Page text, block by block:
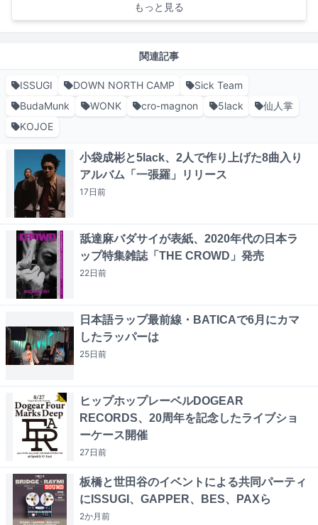
もっと見る
関連記事
ISSUGI DOWN NORTH CAMP
Sick Team
BudaMunk
WONK cro-magnon 5lack
仙人掌
KOJOE
小袋成彬と5lack、2人で作り上げた8曲入り
アルバム「一張羅」リリース
17日前
舐達麻バダサイが表紙、2020年代の日本ラ
ップ特集雑誌「THE CROWD」発売
22日前
日本語ラップ最前線・BATICAで6月にカマ
したラッパーは
25日前
ヒップホップレーベルDOGEAR
RECORDS、20周年を記念したライブショ
ーケース開催
27日前
板橋と世田谷のイベントによる共同パーティ
にISSUGI、GAPPER、BES、PAXら
2か月前